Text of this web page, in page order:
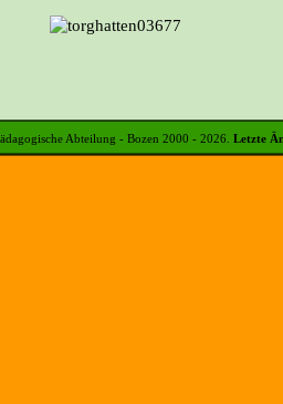
Abteilung - Bozen 2000 - 2026 Letzte